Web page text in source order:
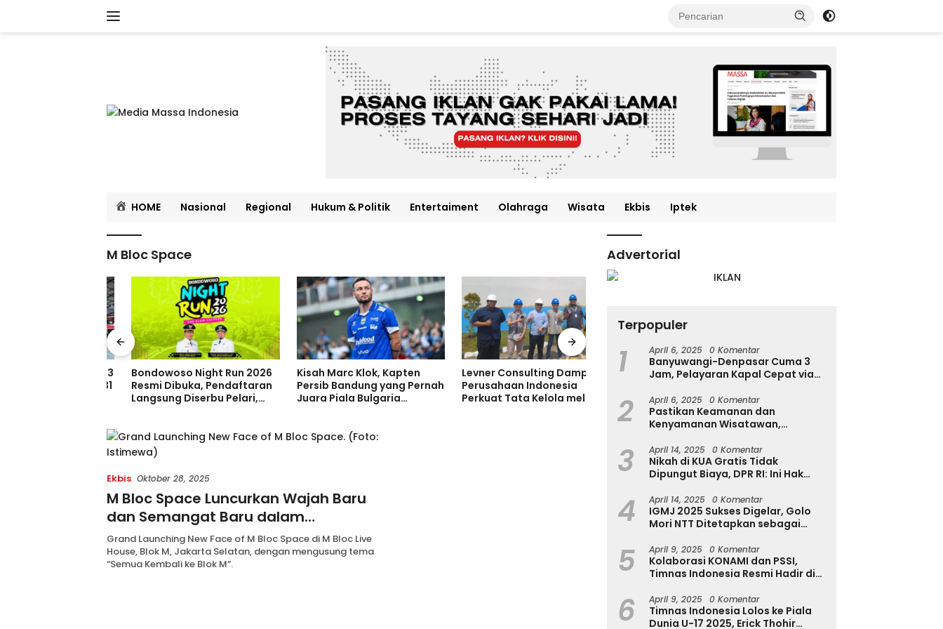
HOME Nasional Regional Hukum & Politik Entertaiment Olahraga Wisata Ekbis Iptek
M Bloc Space
Bondowoso Night Run 2026
Resmi Dibuka, Pendaftaran
Langsung Diserbu Pelari,
Kisah Marc Klok, Kapten
Persib Bandung yang Pernah
Juara Piala Bulgaria
Levner Consulting Dampingi
Perusahaan Indonesia
Perkuat Tata Kelola melalui
Rumah Diserang Rayap
Tanda Awalnya Sebelum
Kerusakan Makin Parah
Dinkominfostasandi
Purworejo Kenalkan Formula
Ekbis Oktober 28, 2025
M Bloc Space Luncurkan Wajah Baru
dan Semangat Baru dalam
Pengembangan Placemaking di
Jakarta Selatan
Grand Launching New Face of M Bloc Space di M Bloc Live
House, Blok M, Jakarta Selatan, dengan mengusung tema
“Semua Kembali ke Blok M”.
Advertorial
Terpopuler
1 April 6, 2025 0 Komentar
Banyuwangi-Denpasar Cuma 3
Jam, Pelayaran Kapal Cepat via
Denpasar Segera Dibuka
2 April 6, 2025 0 Komentar
Pastikan Keamanan dan
Kenyamanan Wisatawan,
Tinjau Destinasi Wisata
3 April 14, 2025 0 Komentar
Nikah di KUA Gratis Tidak
Dipungut Biaya, DPR RI: Ini Hak
4 April 14, 2025 0 Komentar
IGMJ 2025 Sukses Digelar, Golo
Mori NTT Ditetapkan sebagai
5 April 9, 2025 0 Komentar
Kolaborasi KONAMI dan PSSI,
Timnas Indonesia Resmi Hadir di
6 April 9, 2025 0 Komentar
Timnas Indonesia Lolos ke Piala
Dunia U-17 2025, Erick Thohir